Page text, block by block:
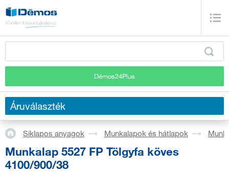
Démos24Plus
Áruválaszték
Síklapos anyagok Munkalapok és hátlapok
Munkalap 5527 FP Tölgyfa köves
4100/900/38